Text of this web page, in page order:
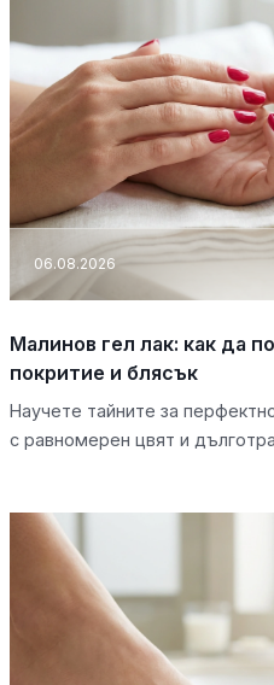
06.08.2026
Малинов гел лак: как да
покритие и блясък
Научете тайните за
с равномерен цвят и